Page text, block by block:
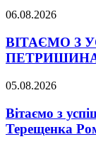
06.08.2026
ВІТАЄМО З
05.08.2026
Вітаємо з
Терещенка